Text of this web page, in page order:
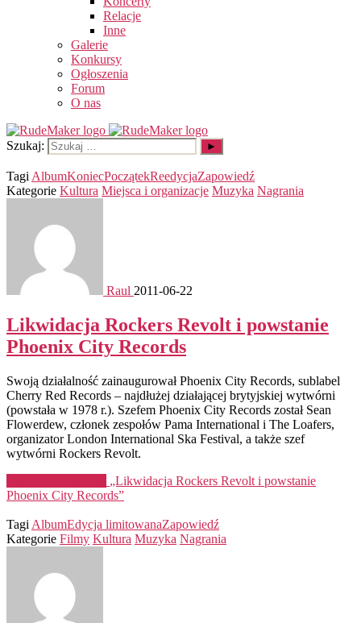
Relacje
Inne
Galerie
Konkursy
Ogłoszenia
Forum
O nas
Szukaj:
Tagi AlbumKoniecPoczątekReedycjaZapowiedź
Kategorie Kultura Miejsca i organizacje Muzyka Nagrania
Raul 2011-06-22
Likwidacja Rockers Revolt i powstanie
Phoenix City Records
Swoją działalność zainaugurował Phoenix City Records, sublabel
Cherry Red Records – najdłużej działającej brytyjskiej wytwórni
(powstała w 1978 r.). Szefem Phoenix City Records został Sean
Flowerdew, członek zespołów Pama International i The Loafers,
organizator London International Ska Festival, a także szef
wytwórni Rockers Revolt.
„Likwidacja Rockers Revolt i powstanie
Phoenix City Records”
Tagi AlbumEdycja limitowanaZapowiedź
Kategorie Filmy Kultura Muzyka Nagrania